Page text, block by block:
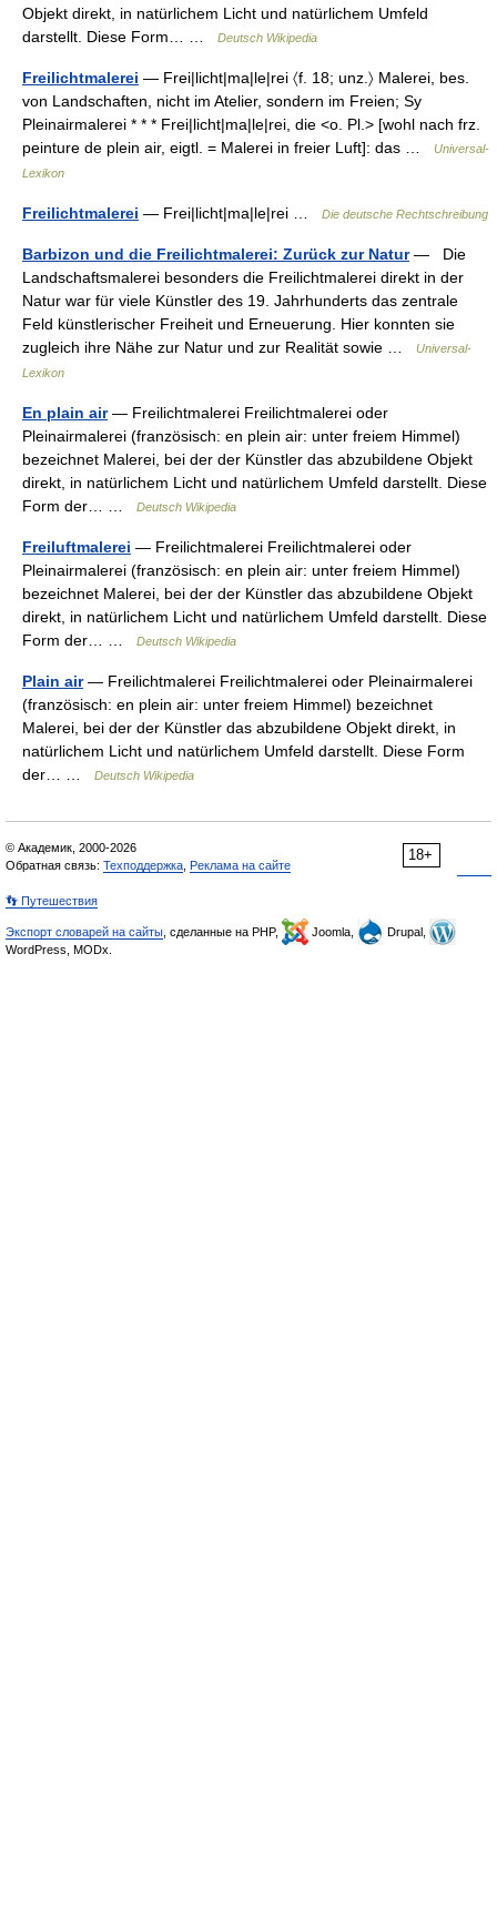
Objekt direkt, in natürlichem Licht und natürlichem Umfeld
darstellt. Diese Form… …
Deutsch Wikipedia
Freilichtmalerei — Frei|licht|ma|le|rei 〈f. 18; unz.〉 Malerei, bes.
von Landschaften, nicht im Atelier, sondern im Freien; Sy
Pleinairmalerei * * * Frei|licht|ma|le|rei, die <o. Pl.> [wohl nach frz.
peinture de plein air, eigtl. = Malerei in freier Luft]: das …
Universal-
Lexikon
Freilichtmalerei — Frei|licht|ma|le|rei … Die deutsche Rechtschreibung
Barbizon und die Freilichtmalerei: Zurück zur Natur— Die
Landschaftsmalerei besonders die Freilichtmalerei direkt in der
Natur war für viele Künstler des 19. Jahrhunderts das zentrale
Feld künstlerischer Freiheit und Erneuerung. Hier konnten sie
zugleich ihre Nähe zur Natur und zur Realität sowie …
Universal-
Lexikon
En plain air— Freilichtmalerei Freilichtmalerei oder
Pleinairmalerei (französisch: en plein air: unter freiem Himmel)
bezeichnet Malerei, bei der der Künstler das abzubildene Objekt
direkt, in natürlichem Licht und natürlichem Umfeld darstellt. Diese
Form der… …
Deutsch Wikipedia
Freiluftmalerei — Freilichtmalerei Freilichtmalerei oder
Pleinairmalerei (französisch: en plein air: unter freiem Himmel)
bezeichnet Malerei, bei der der Künstler das abzubildene Objekt
direkt, in natürlichem Licht und natürlichem Umfeld darstellt. Diese
Form der… …
Deutsch Wikipedia
Plain air— Freilichtmalerei Freilichtmalerei oder Pleinairmalerei
(französisch: en plein air: unter freiem Himmel) bezeichnet
Malerei, bei der der Künstler das abzubildene Objekt direkt, in
natürlichem Licht und natürlichem Umfeld darstellt. Diese Form
der… …
Deutsch Wikipedia
18+
© Академик, 2000-2026
Обратная связь: Техподдержка Реклама на сайте
👣 Путешествия
Экспорт словарей на сайты , сделанные на PHP, Joomla,
Drupal,
WordPress, MODx.